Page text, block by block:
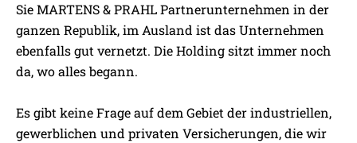
Sie MARTENS & PRAHL Partnerunternehmen in der
ganzen Republik, im Ausland ist das Unternehmen
ebenfalls gut vernetzt. Die Holding sitzt immer noch
da, wo alles begann.
Es gibt keine Frage auf dem Gebiet der industriellen,
gewerblichen und privaten Versicherungen, die wir